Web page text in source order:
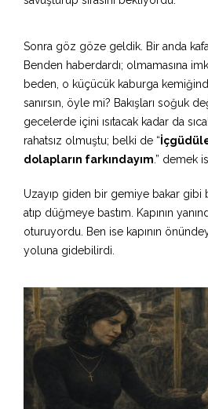
Sonra göz göze geldik. Bir anda
Benden haberdardı; olmamasına
beden, o küçücük kaburga
sanırsın, öyle mi? Bakışları soğuk
gecelerde içini ısıtacak kadar da
rahatsız olmuştu; belki de “
dolapların farkındayım .” demek
Uzayıp giden bir gemiye bakar gibi
atıp düğmeye bastım. Kapının
oturuyordu. Ben ise kapının
yoluna gidebilirdi.